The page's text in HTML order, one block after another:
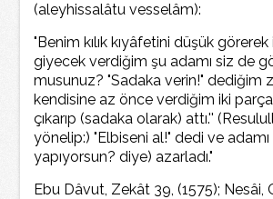
(aleyhissalâtu vesselâm):
"Benim kılık kıyâfetini düşük
giyecek verdiğim şu adamı siz de
musunuz? "Sadaka verin!" dediğim
kendisine az önce verdiğim iki
çıkarıp (sadaka olarak) attı.''
yönelip:) "Elbiseni al!" dedi ve
yapıyorsun? diye) azarladı."
Ebu Dâvut, Zekât 39, (1575); Nesâi,